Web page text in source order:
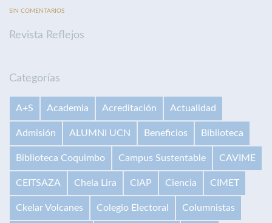
SIN COMENTARIOS
Revista Reflejos
Categorías
A+S Academia Acreditación Actualidad
Admisión ALUMNI UCN Beneficios Biblioteca
Biblioteca Coquimbo Campus Sustentable CAVIME
CEITSAZA Chela Lira CIAP Ciencia CIMET
Ckelar Volcanes Colegio Electoral Columnistas